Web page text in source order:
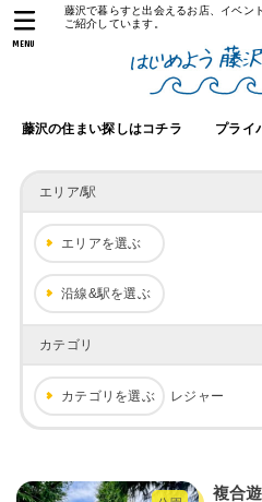
藤沢で暮らすと出会えるお店、イベン
ご紹介しています。
藤沢の住まい探しはコチラ プライ
MENU
エリア/駅
エリアを選ぶ
沿線&駅を選ぶ
カテゴリ
カテゴリを選ぶ レジャー
複合